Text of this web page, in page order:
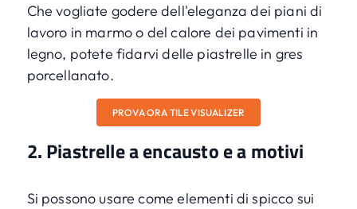
Che vogliate godere dell'eleganza dei piani di
lavoro in marmo o del calore dei pavimenti in
legno, potete fidarvi delle piastrelle in gres
porcellanato.
PROVA ORA TILE VISUALIZER
2. Piastrelle a encausto e a motivi
Si possono usare come elementi di spicco sui